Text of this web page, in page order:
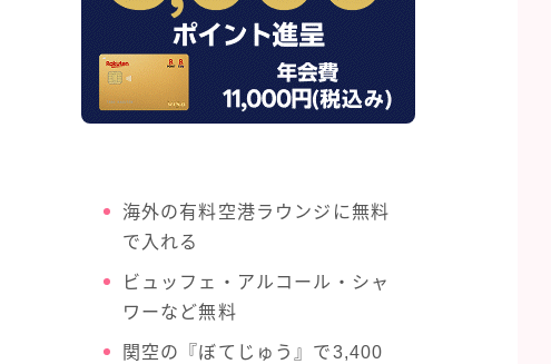
海外の有料空港ラウンジに無料
で入れる
ビュッフェ・アルコール・シャ
ワーなど無料
関空の『ぼてじゅう』で3,400